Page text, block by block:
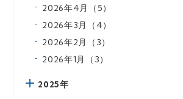
2026年4月（5）
2026年3月（4）
2026年2月（3）
2026年1月（3）
2025年